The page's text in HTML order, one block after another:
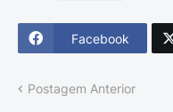
Facebook
Postagem Anterior